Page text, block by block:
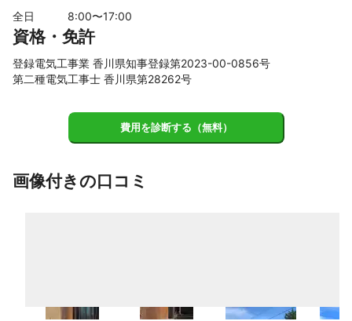
■ 分かりやすい説明・明朗会計
に説明し、追加費用のない明確な料金をご提示します。
地域密着でスピード対応。急なトラブルや工事のご相談も柔軟に
対応いたします。
■ 末永く続くお付き合い
全日 8:00〜17:00
資格・免許
登録電気工事業 香川県知事登録第2023-00-0856号
第二種電気工事士 香川県第28262号
費用を診断する（無料）
画像付きの口コミ